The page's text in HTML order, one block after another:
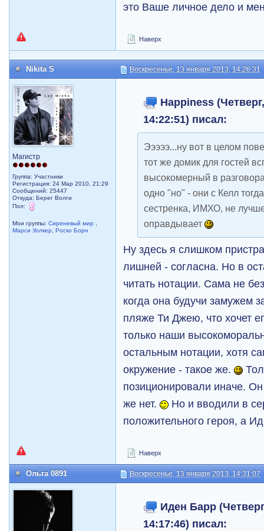
это Ваше личное дело и
Наверх
Nikita S Воскресенье, 13 января 2013, 14:26:31
Магистр
Группа: Участники
Регистрация: 24 Мар 2010, 21:29
Сообщений: 25447
Откуда: Берег Волги
Пол:
Мои группы:Сиреневый мир
Марси Уолкер
,Роско Борн
Happiness
14:22:51) писал:
Эээээ...ну вот в целом
тот же домик для гостей
высокомерный в
одно "но" - они с Келл
сестренка, ИМХО, не
оправдывает
Ну здесь я слишком
лишней - согласна. Но в
читать нотации. Сама не
когда она будучи замужем
пляже Ти Джею, что хочет
только наши
остальным нотации, хотя
окружение - такое же.
позиционировали иначе.
же нет.
Но и вводили в
положительного героя, а
Наверх
Ольга 0891 Воскресенье, 13 января 2013, 14:31:07
Иден Барр
14:17:46) писал: